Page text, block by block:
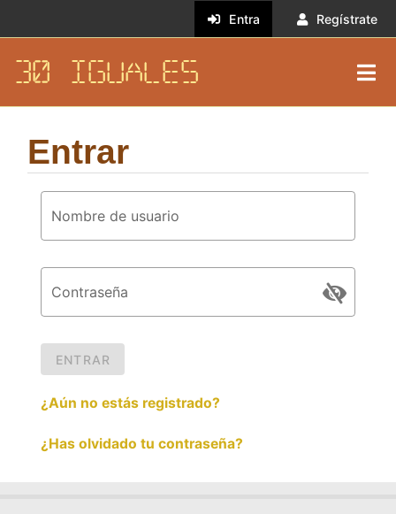
Entra Regístrate
30 IGUALES
Entrar
Nombre de usuario
Contraseña
ENTRAR
¿Aún no estás registrado?
¿Has olvidado tu contraseña?